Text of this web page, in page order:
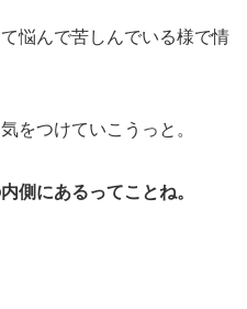
悩んで苦しんでいる様で情
をつけていこうっと。
側にあるってことね。